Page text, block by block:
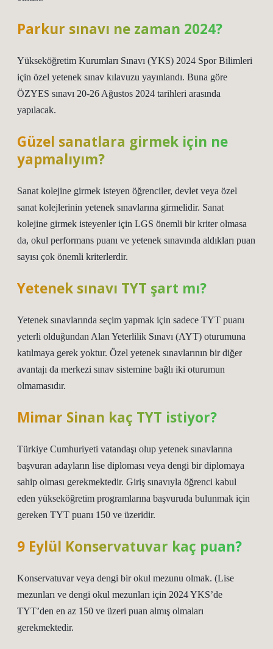
Parkur sınavı ne zaman 2024?
Yükseköğretim Kurumları Sınavı (YKS) 2024 Spor Bilimleri
için özel yetenek sınav kılavuzu yayınlandı. Buna göre
ÖZYES sınavı 20-26 Ağustos 2024 tarihleri ​​arasında
yapılacak.
Güzel sanatlara girmek için ne
yapmalıyım?
Sanat kolejine girmek isteyen öğrenciler, devlet veya özel
sanat kolejlerinin yetenek sınavlarına girmelidir. Sanat
kolejine girmek isteyenler için LGS önemli bir kriter olmasa
da, okul performans puanı ve yetenek sınavında aldıkları puan
sayısı çok önemli kriterlerdir.
Yetenek sınavı TYT şart mı?
Yetenek sınavlarında seçim yapmak için sadece TYT puanı
yeterli olduğundan Alan Yeterlilik Sınavı (AYT) oturumuna
katılmaya gerek yoktur. Özel yetenek sınavlarının bir diğer
avantajı da merkezi sınav sistemine bağlı iki oturumun
olmamasıdır.
Mimar Sinan kaç TYT istiyor?
Türkiye Cumhuriyeti vatandaşı olup yetenek sınavlarına
başvuran adayların lise diploması veya dengi bir diplomaya
sahip olması gerekmektedir. Giriş sınavıyla öğrenci kabul
eden yükseköğretim programlarına başvuruda bulunmak için
gereken TYT puanı 150 ve üzeridir.
9 Eylül Konservatuvar kaç puan?
Konservatuvar veya dengi bir okul mezunu olmak. (Lise
mezunları ve dengi okul mezunları için 2024 YKS’de
TYT’den en az 150 ve üzeri puan almış olmaları
gerekmektedir.